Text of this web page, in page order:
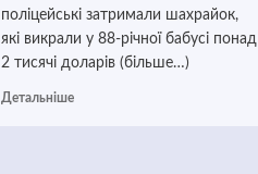
поліцейські затримали шахрайок,
які викрали у 88-річної бабусі понад
2 тисячі доларів (більше…)
Детальніше